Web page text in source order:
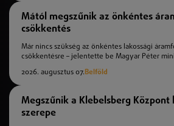
Mától megszűnik az önkéntes
csökkentés
Már nincs szükség az önkéntes lakossági
csökkentésre – jelentette be Magyar Péter
2026. augusztus 07.Belföld
Megszűnik a Klebelsberg
szerepe